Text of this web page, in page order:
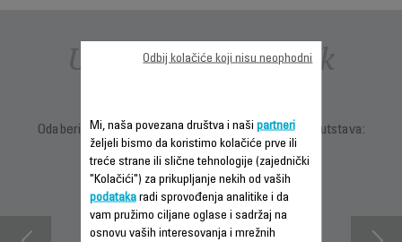
Uputstva i priručnik
Odaberite jezik za prikaz uputstava i korisničkih uputstava:
Mi, naša povezana društva i naši partneri
željeli bismo da koristimo kolačiće prve ili
treće strane ili slične tehnologije (zajednički
"Kolačići") za prikupljanje nekih od vaših
podatakaradi sprovođenja analitike i da
vam pružimo ciljane oglase i sadržaj na
osnovu vaših interesovanja i mrežnih
Odbij kolačiće koji nisu neophodni